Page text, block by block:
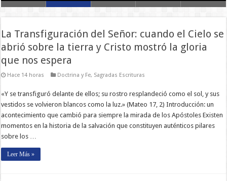
La Transfiguración del Señor: cuando el Cielo se
abrió sobre la tierra y Cristo mostró la gloria
que nos espera
Hace 14 horas Doctrina y Fe, Sagradas Escrituras
«Y se transfiguró delante de ellos; su rostro resplandeció como el sol, y sus
vestidos se volvieron blancos como la luz.» (Mateo 17, 2) Introducción: un
acontecimiento que cambió para siempre la mirada de los Apóstoles Existen
momentos en la historia de la salvación que constituyen auténticos pilares
sobre los …
Leer Más »